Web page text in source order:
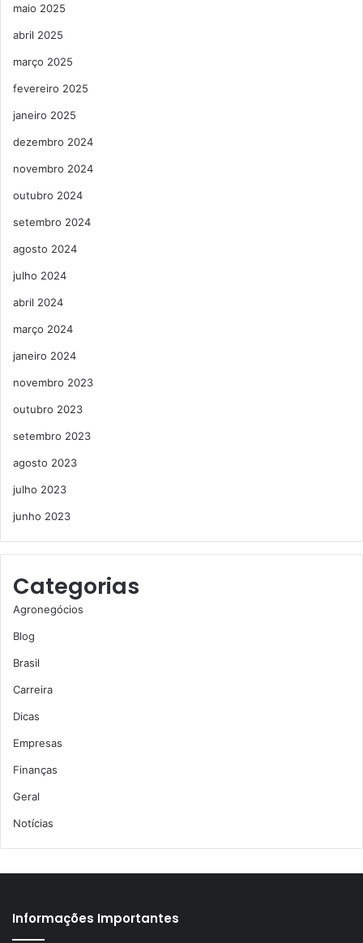
maio 2025
abril 2025
março 2025
fevereiro 2025
janeiro 2025
dezembro 2024
novembro 2024
outubro 2024
setembro 2024
agosto 2024
julho 2024
abril 2024
março 2024
janeiro 2024
novembro 2023
outubro 2023
setembro 2023
agosto 2023
julho 2023
junho 2023
Categorias
Agronegócios
Blog
Brasil
Carreira
Dicas
Empresas
Finanças
Geral
Notícias
Informações Importantes